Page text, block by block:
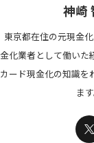
神崎
東京都在住の元現金
金化業者として働いた
カード現金化の知識を
ます